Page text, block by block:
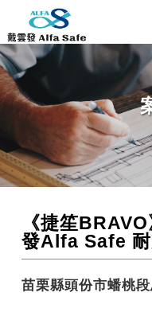
《捷笙
發Alfa Safe
苗栗縣頭份市蟠桃